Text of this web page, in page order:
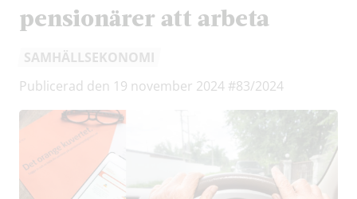
pensionärer att arbeta
SAMHÄLLSEKONOMI
Publicerad den 19 november 2024 #83/2024